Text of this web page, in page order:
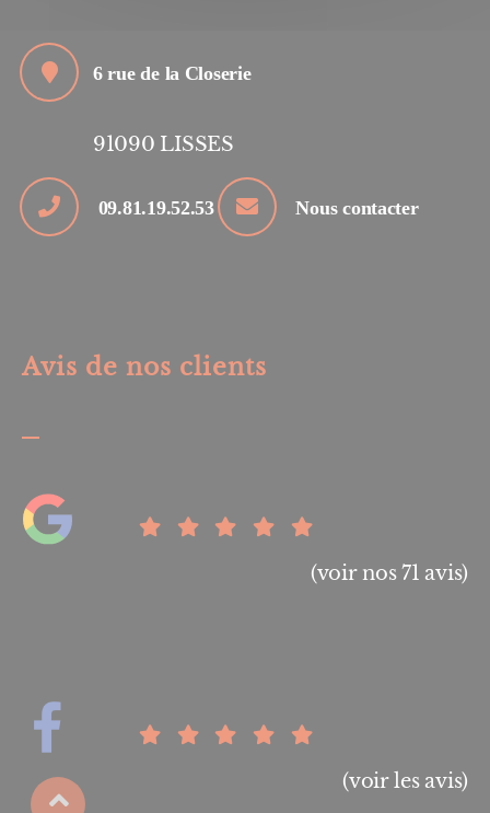
6 rue de la Closerie
91090 LISSES
09.81.19.52.53 Nous contacter
Avis de nos clients
(voir nos 71 avis)
(voir les avis)